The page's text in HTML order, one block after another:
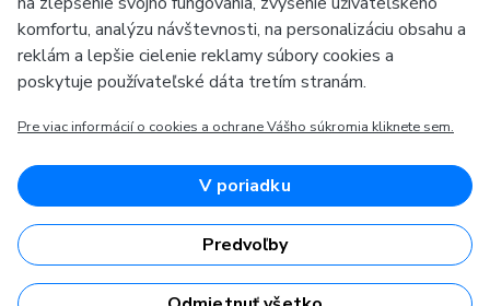
Európska únia
OP Podnikanie a inovácie pre konkurencieschopnosť
Európsky fond pre regionálny rozvoj
komfortu, analýzu návštevnosti, na personalizáciu obsahu a
reklám a lepšie cielenie reklamy súbory cookies a
poskytuje používateľské dáta tretím stranám.
Pre viac informácií o cookies a ochrane Vášho súkromia kliknete sem.
V poriadku
Predvoľby